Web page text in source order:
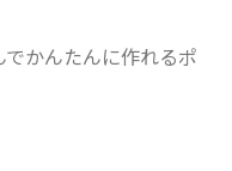
かんたんに作れるポ